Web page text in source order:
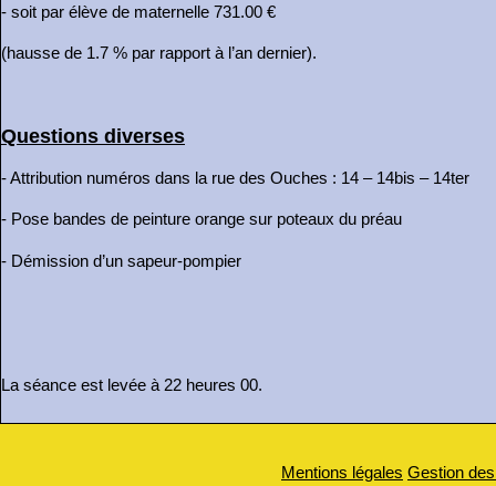
- soit par élève de maternelle 731.00 €
(hausse de 1.7 % par rapport à l’an dernier).
Questions diverses
- Attribution numéros dans la rue des Ouches : 14 – 14bis – 14ter
- Pose bandes de peinture orange sur poteaux du préau
- Démission d’un sapeur-pompier
La séance est levée à 22 heures 00.
Mentions légales Gestion